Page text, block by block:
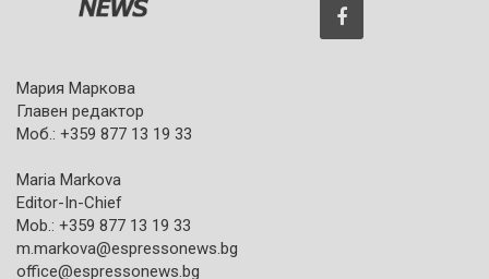
Мария Маркова
Главен редактор
Моб.: +359 877 13 19 33
Maria Markova
Editor-In-Chief
Mob.: +359 877 13 19 33
m.markova@espressonews.bg
office@espressonews.bg